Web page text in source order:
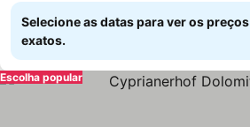
Selecione as datas para ver os preços
exatos.
Escolha popular